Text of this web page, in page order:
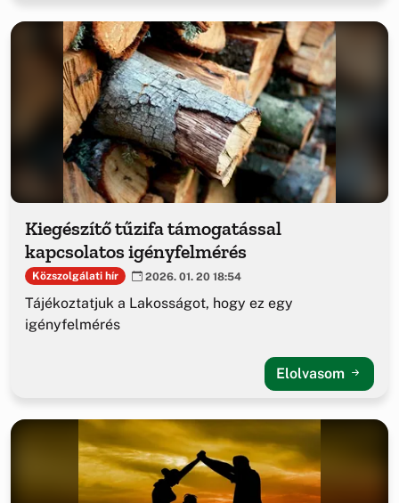
Kiegészítő tűzifa támogatással
kapcsolatos igényfelmérés
Közszolgálati hír 2026. 01. 20 18:54
Tájékoztatjuk a Lakosságot, hogy ez egy
igényfelmérés
Elolvasom